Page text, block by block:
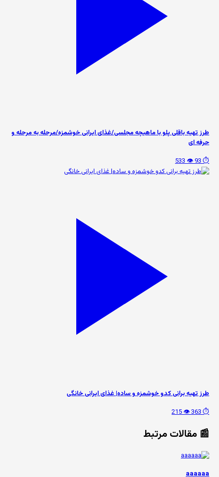
طرز تهیه باقلی پلو با ماهیچه مجلسی/غذای ایرانی خوشمزه/مرحله به مرحله و
حرفه ای
⏱️ 93
👁️ 533
طرز تهیه برانی کدو خوشمزه و ساده| غذای ایرانی خانگی
⏱️ 363
👁️ 215
📰 مقالات مرتبط
aaaaaa